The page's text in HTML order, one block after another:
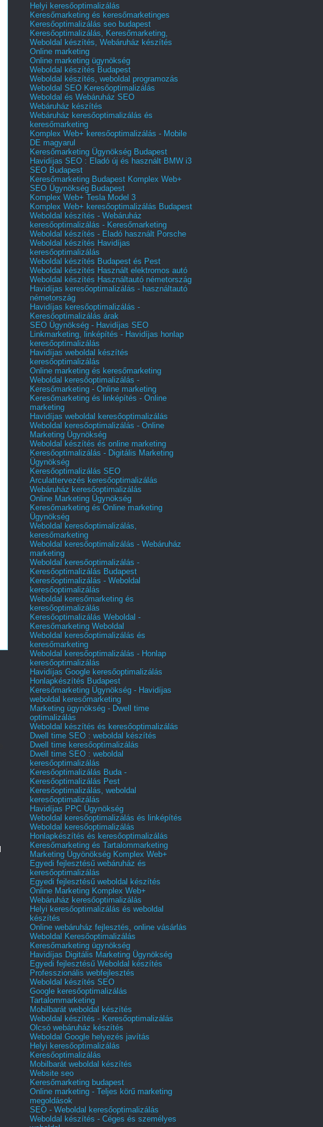
Helyi keresőoptimalizálás
Keresőmarketing és keresőmarketinges
Keresőoptimalizálás seo budapest
Keresőoptimalizálás, Keresőmarketing,
Weboldal készítés, Webáruház készítés
Online marketing
Online marketing ügynökség
Weboldal készítés Budapest
Weboldal készítés, weboldal programozás
Weboldal SEO Keresőoptimalizálás
Weboldal és Webáruház SEO
Webáruház készítés
Webáruház keresőoptimalizálás és
keresőmarketing
Komplex Web+ keresőoptimalizálás - Mobile
DE magyarul
Keresőmarketing Ügynökség Budapest
Havidíjas SEO : Eladó új és használt BMW i3
SEO Budapest
Keresőmarketing Budapest Komplex Web+
SEO Ügynökség Budapest
Komplex Web+ Tesla Model 3
Komplex Web+ keresőoptimalizálás Budapest
Weboldal készítés - Webáruház
keresőoptimalizálás - Keresőmarketing
Weboldal készítés - Eladó használt Porsche
Weboldal készítés Havidíjas
keresőoptimalizálás
Weboldal készítés Budapest és Pest
Weboldal készítés Használt elektromos autó
Weboldal készítés Használtautó németország
Havidíjas keresőoptimalizálás - használtautó
németország
Havidíjas keresőoptimalizálás -
Keresőoptimalizálás árak
SEO Ügynökség - Havidíjas SEO
Linkmarketing, linképítés - Havidíjas honlap
keresőoptimalizálás
Havidíjas weboldal készítés
keresőoptimalizálás
Online marketing és keresőmarketing
Weboldal keresőoptimalizálás -
Keresőmarketing - Online marketing
Keresőmarketing és linképítés - Online
marketing
Havidíjas weboldal keresőoptimalizálás
Weboldal keresőoptimalizálás - Online
Marketing Ügynökség
Weboldal készítés és online marketing
Keresőoptimalizálás - Digitális Marketing
Ügynökség
Keresőoptimalizálás SEO
Arculattervezés keresőoptimalizálás
Webáruház keresőoptimalizálás
Online Marketing Ügynökség
Keresőmarketing és Online marketing
Ügynökség
Weboldal keresőoptimalizálás,
keresőmarketing
Weboldal keresőoptimalizálás - Webáruház
marketing
Weboldal keresőoptimalizálás -
Keresőoptimalizálás Budapest
Keresőoptimalizálás - Weboldal
keresőoptimalizálás
Weboldal keresőmarketing és
keresőoptimalizálás
Keresőoptimalizálás Weboldal -
Keresőmarketing Weboldal
Weboldal keresőoptimalizálás és
keresőmarketing
Weboldal keresőoptimalizálás - Honlap
keresőoptimalizálás
Havidíjas Google keresőoptimalizálás
Honlapkészítés Budapest
Keresőmarketing Ügynökség - Havidíjas
weboldal keresőmarketing
Marketing ügynökség - Dwell time
optimalizálás
Weboldal készítés és keresőoptimalizálás
Dwell time SEO : weboldal készítés
Dwell time keresőoptimalizálás
Dwell time SEO : weboldal
keresőoptimalizálás
Keresőoptimalizálás Buda -
Keresőoptimalizálás Pest
Keresőoptimalizálás, weboldal
keresőoptimalizálás
Havidíjas PPC Ügynökség
Weboldal keresőoptimalizálás és linképítés
Weboldal keresőoptimalizálás
Honlapkészítés és keresőoptimalizálás
Keresőmarketing és Tartalommarketing
Marketing Ügyönökség Komplex Web+
Egyedi fejlesztésű webáruház és
keresőoptimalizálás
Egyedi fejlesztésű weboldal készítés
Online Marketing Komplex Web+
Webáruház keresőoptimalizálás
Helyi keresőoptimalizálás és weboldal
készítés
Online webáruház fejlesztés, online vásárlás
Weboldal Keresőoptimalizálás
Keresőmarketing ügynökség
Havidíjas Digitális Marketing Ügynökség
Egyedi fejlesztésű Weboldal készítés
Professzionális webfejlesztés
Weboldal készítés SEO
Google keresőoptimalizálás
Tartalommarketing
Mobilbarát weboldal készítés
Weboldal készítés - Keresőoptimalizálás
Olcsó webáruház készítés
Weboldal Google helyezés javítás
Helyi keresőoptimalizálás
Keresőoptimalizálás
Mobilbarát weboldal készítés
Website seo
Keresőmarketing budapest
Online marketing - Teljes körű marketing
megoldások
SEO - Weboldal keresőoptimalizálás
Weboldal készítés - Céges és személyes